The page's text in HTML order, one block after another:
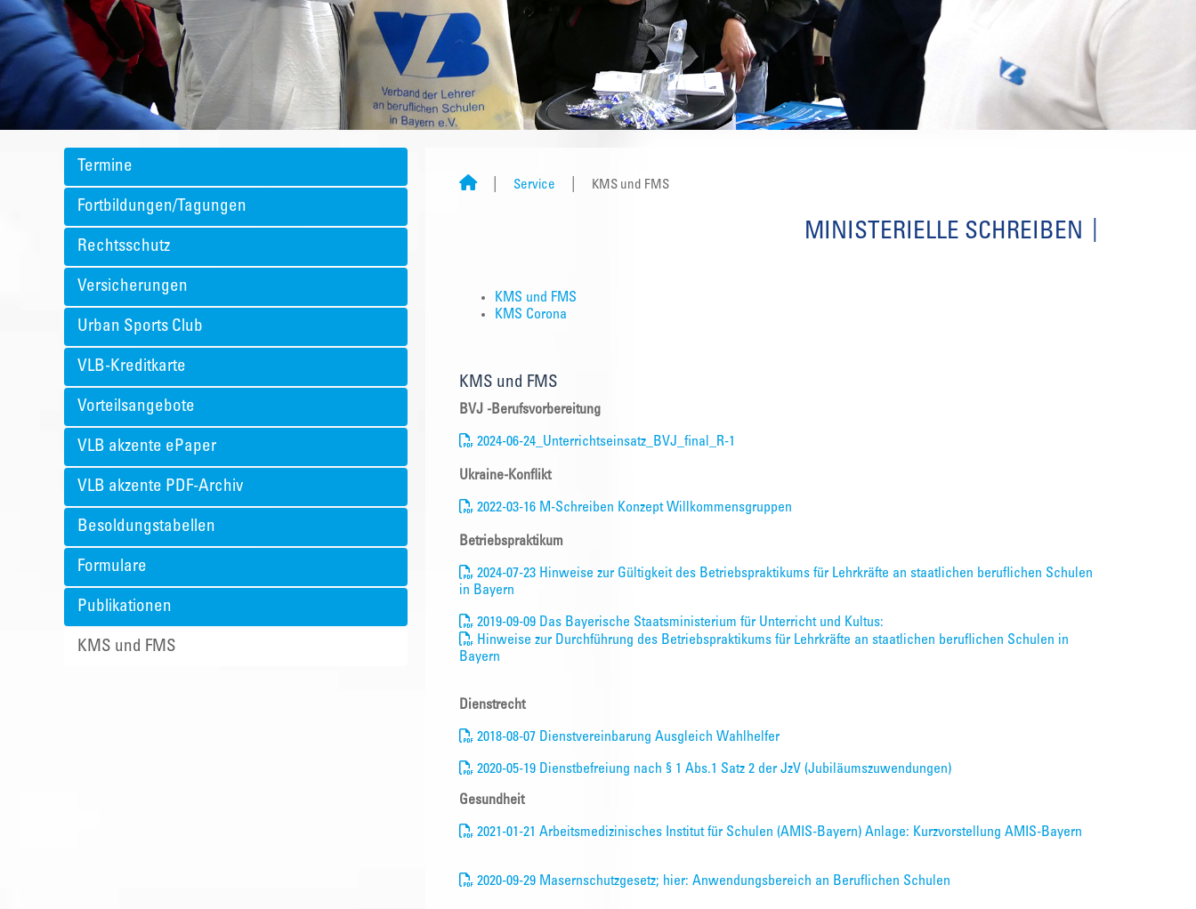
Termine
Fortbildungen/Tagungen
Rechtsschutz
Versicherungen
Urban Sports Club
VLB-Kreditkarte
Vorteilsangebote
VLB akzente ePaper
VLB akzente PDF-Archiv
Besoldungstabellen
Formulare
Publikationen
KMS und FMS
Service KMS und FMS
MINISTERIELLE SCHREIBEN
KMS und FMS
KMS Corona
KMS und FMS
BVJ -Berufsvorbereitung
2024-06-24_Unterrichtseinsatz_BVJ_final_R-1
Ukraine-Konflikt
2022-03-16 M-Schreiben Konzept Willkommensgruppen
Betriebspraktikum
2024-07-23 Hinweise zur Gültigkeit des Betriebspraktikums für Lehrkräfte an staatlichen beruflichen Schulen
in Bayern
2019-09-09 Das Bayerische Staatsministerium für Unterricht und Kultus:
Hinweise zur Durchführung des Betriebspraktikums für Lehrkräfte an staatlichen beruflichen Schulen in
Bayern
Dienstrecht
2018-08-07 Dienstvereinbarung Ausgleich Wahlhelfer
2020-05-19 Dienstbefreiung nach § 1 Abs.1 Satz 2 der JzV (Jubiläumszuwendungen)
Gesundheit
2021-01-21 Arbeitsmedizinisches Institut für Schulen (AMIS-Bayern) Anlage: Kurzvorstellung AMIS-Bayern
2020-09-29 Masernschutzgesetz; hier: Anwendungsbereich an Beruflichen Schulen